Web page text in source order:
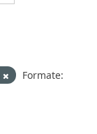
Formate: